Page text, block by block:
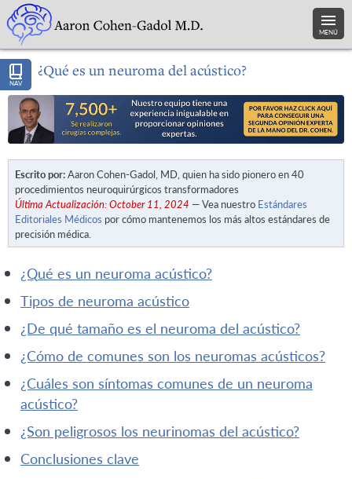
MENÚ
NAV
¿Qué es un neuroma del acústico?
Escrito por:Aaron Cohen-Gadol, MD, quien ha sido pionero en 40
procedimientos neuroquirúrgicos transformadores
Última Actualización: October 11, 2024 — Vea nuestro Estándares
Editoriales Médicos por cómo mantenemos los más altos estándares de
precisión médica.
¿qué es un neuroma acústico?
tipos de neuroma acústico
¿de qué tamaño es el neuroma del acústico?
¿cómo de comunes son los neuromas acústicos?
¿cuáles son síntomas comunes de un neuroma
acústico?
¿son peligrosos los neurinomas del acústico?
conclusiones clave